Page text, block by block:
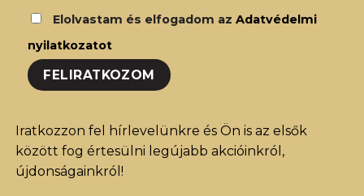
Elolvastam és elfogadom az Adatvédelmi
nyilatkozatot
Iratkozzon fel hírlevelünkre és Ön is az elsők
között fog értesülni legújabb akcióinkról,
újdonságainkról!